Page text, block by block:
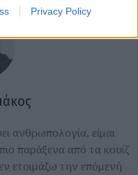
Privacy Policy
ανθρωπολογία, είμαι
παράξενα από τα κουίζ
ετοιμάζω την επόμενή